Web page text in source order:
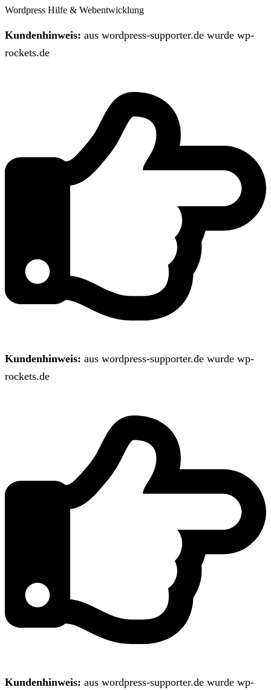
Wordpress Hilfe & Webentwicklung
Kundenhinweis: aus wordpress-supporter.de wurde wp-
rockets.de
Kundenhinweis: aus wordpress-supporter.de wurde wp-
rockets.de
Kundenhinweis: aus wordpress-supporter.de wurde wp-